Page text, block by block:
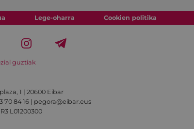
Lege-oharra Cookien politika
guztiak
1 | 20600 Eibar
70 84 16 | pegora@eibar.eus
L01200300